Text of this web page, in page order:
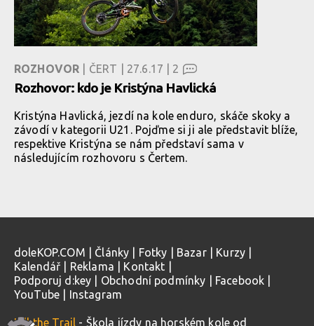
ROZHOVOR | ČERT | 27.6.17 | 2
Rozhovor: kdo je Kristýna Havlická
Kristýna Havlická, jezdí na kole enduro, skáče skoky a
závodí v kategorii U21. Pojďme si ji ale představit blíže,
respektive Kristýna se nám představí sama v
následujícím rozhovoru s Čertem.
doleKOP.COM Články Fotky Bazar| Kurzy
Kalendář
Reklama Kontakt
Podporuj d:key
Obchodní podmínky Facebook
YouTube
Instagram
Kill the Trail - Škola jízdy na horském kole od